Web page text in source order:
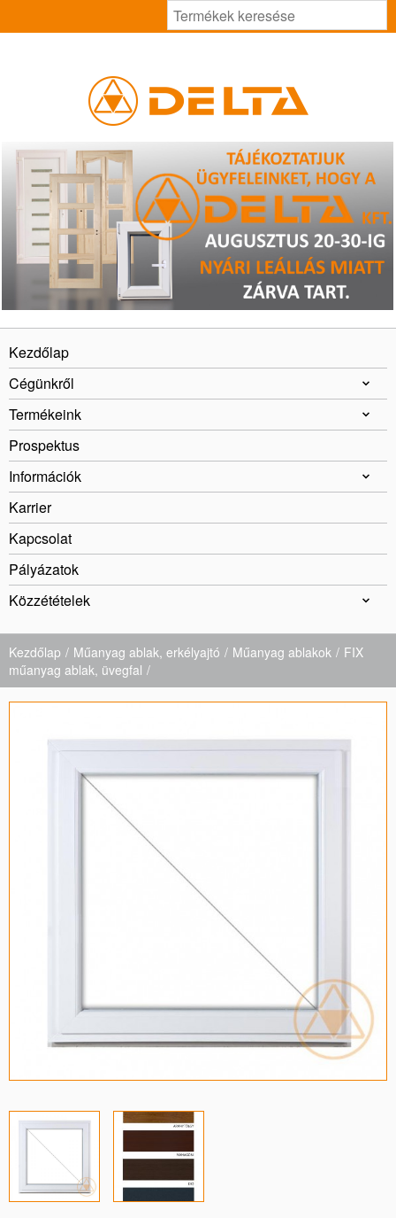
Kezdőlap
Cégünkről
Termékeink
Prospektus
Információk
Karrier
Kapcsolat
Pályázatok
Közzétételek
Kezdőlap Műanyag ablak, erkélyajtó Műanyag ablakok
FIX
műanyag ablak, üvegfal